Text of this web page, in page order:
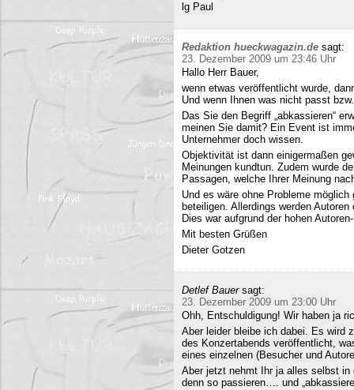
lg Paul
Redaktion hueckwagazin.de sagt:
23. Dezember 2009 um 23:46 Uhr
Hallo Herr Bauer,
wenn etwas veröffentlicht wurde,
Und wenn Ihnen was nicht passt
Das Sie den Begriff „abkassieren“
meinen Sie damit? Ein Event ist
Unternehmer doch wissen.
Objektivität ist dann einigermaßen
Meinungen kundtun. Zudem wurde
Passagen, welche Ihrer Meinung
Und es wäre ohne Probleme
beteiligen. Allerdings werden
Dies war aufgrund der hohen
Mit besten Grüßen
Dieter Gotzen
Detlef Bauer sagt:
23. Dezember 2009 um 23:00 Uhr
Ohh, Entschuldigung! Wir haben ja
Aber leider bleibe ich dabei. Es wird
des Konzertabends veröffentlicht,
eines einzelnen (Besucher und
Aber jetzt nehmt Ihr ja alles selbst
denn so passieren…. und